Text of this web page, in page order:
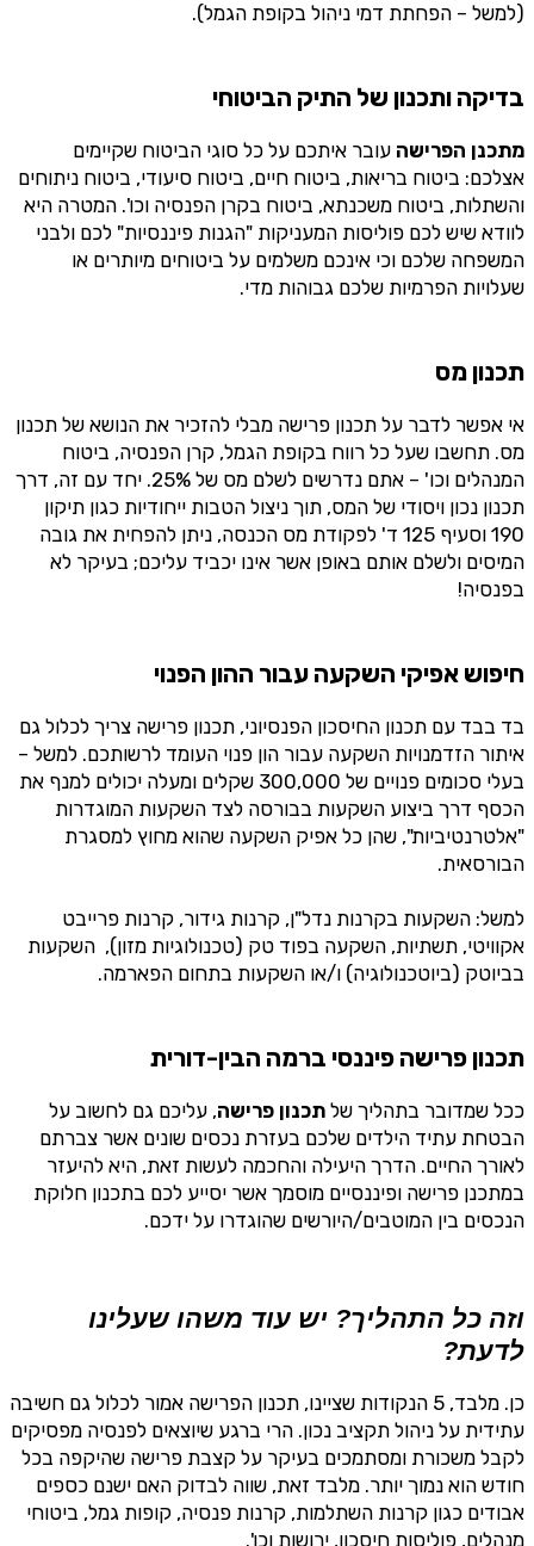
(למשל – הפחתת דמי ניהול בקופת הגמל).
בדיקה ותכנון של התיק הביטוחי
מתכנן הפרישה עובר איתכם על כל סוגי הביטוח שקיימים
אצלכם: ביטוח בריאות, ביטוח חיים, ביטוח סיעודי, ביטוח ניתוחים
והשתלות, ביטוח משכנתא, ביטוח בקרן הפנסיה וכו'. המטרה היא
לוודא שיש לכם פוליסות המעניקות "הגנות פיננסיות" לכם ולבני
המשפחה שלכם וכי אינכם משלמים על ביטוחים מיותרים או
שעלויות הפרמיות שלכם גבוהות מדי.
תכנון מס
אי אפשר לדבר על תכנון פרישה מבלי להזכיר את הנושא של תכנון
מס. תחשבו שעל כל רווח בקופת הגמל, קרן הפנסיה, ביטוח
המנהלים וכו' – אתם נדרשים לשלם מס של 25%. יחד עם זה, דרך
תכנון נכון ויסודי של המס, תוך ניצול הטבות ייחודיות כגון תיקון
190 וסעיף 125 ד' לפקודת מס הכנסה, ניתן להפחית את גובה
המיסים ולשלם אותם באופן אשר אינו יכביד עליכם; בעיקר לא
בפנסיה!
חיפוש אפיקי השקעה עבור ההון הפנוי
בד בבד עם תכנון החיסכון הפנסיוני, תכנון פרישה צריך לכלול גם
איתור הזדמנויות השקעה עבור הון פנוי העומד לרשותכם. למשל –
בעלי סכומים פנויים של 300,000 שקלים ומעלה יכולים למנף את
הכסף דרך ביצוע השקעות בבורסה לצד השקעות המוגדרות
"אלטרנטיביות", שהן כל אפיק השקעה שהוא מחוץ למסגרת
הבורסאית.
למשל: השקעות בקרנות נדל"ן, קרנות גידור, קרנות פרייבט
אקוויטי, תשתיות, השקעה בפוד טק (טכנולוגיות מזון), השקעות
בביוטק (ביוטכנולוגיה) ו/או השקעות בתחום הפארמה.
תכנון פרישה פיננסי ברמה הבין-דורית
ככל שמדובר בתהליך של תכנון פרישה, עליכם גם לחשוב על
הבטחת עתיד הילדים שלכם בעזרת נכסים שונים אשר צברתם
לאורך החיים. הדרך היעילה והחכמה לעשות זאת, היא להיעזר
במתכנן פרישה ופיננסיים מוסמך אשר יסייע לכם בתכנון חלוקת
הנכסים בין המוטבים/היורשים שהוגדרו על ידכם.
וזה כל התהליך? יש עוד משהו שעלינו
לדעת?
כן. מלבד, 5 הנקודות שציינו, תכנון הפרישה אמור לכלול גם חשיבה
עתידית על ניהול תקציב נכון. הרי ברגע שיוצאים לפנסיה מפסיקים
לקבל משכורת ומסתמכים בעיקר על קצבת פרישה שהיקפה בכל
חודש הוא נמוך יותר. מלבד זאת, שווה לבדוק האם ישנם כספים
אבודים כגון קרנות השתלמות, קרנות פנסיה, קופות גמל, ביטוחי
מנהלים, פוליסות חיסכון, ירושות וכו'.